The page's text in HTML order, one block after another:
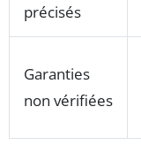
précisés
Garanties
non vérifiées